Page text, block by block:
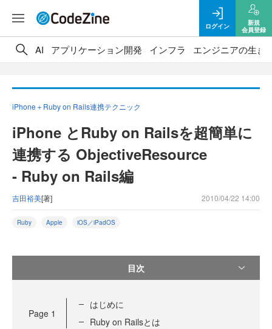
ログイン
新規
会員登録
AI アプリケーション開発 インフラ エンジニアの生き
iPhone＋Ruby on Rails連携テクニック
iPhone とRuby on Railsを超簡単に
連携する ObjectiveResource
- Ruby on Rails編
吉田裕美[著] 2010/04/22 14:00
Ruby Apple iOS／iPadOS
目次
Page 1
はじめに
Ruby on Railsとは